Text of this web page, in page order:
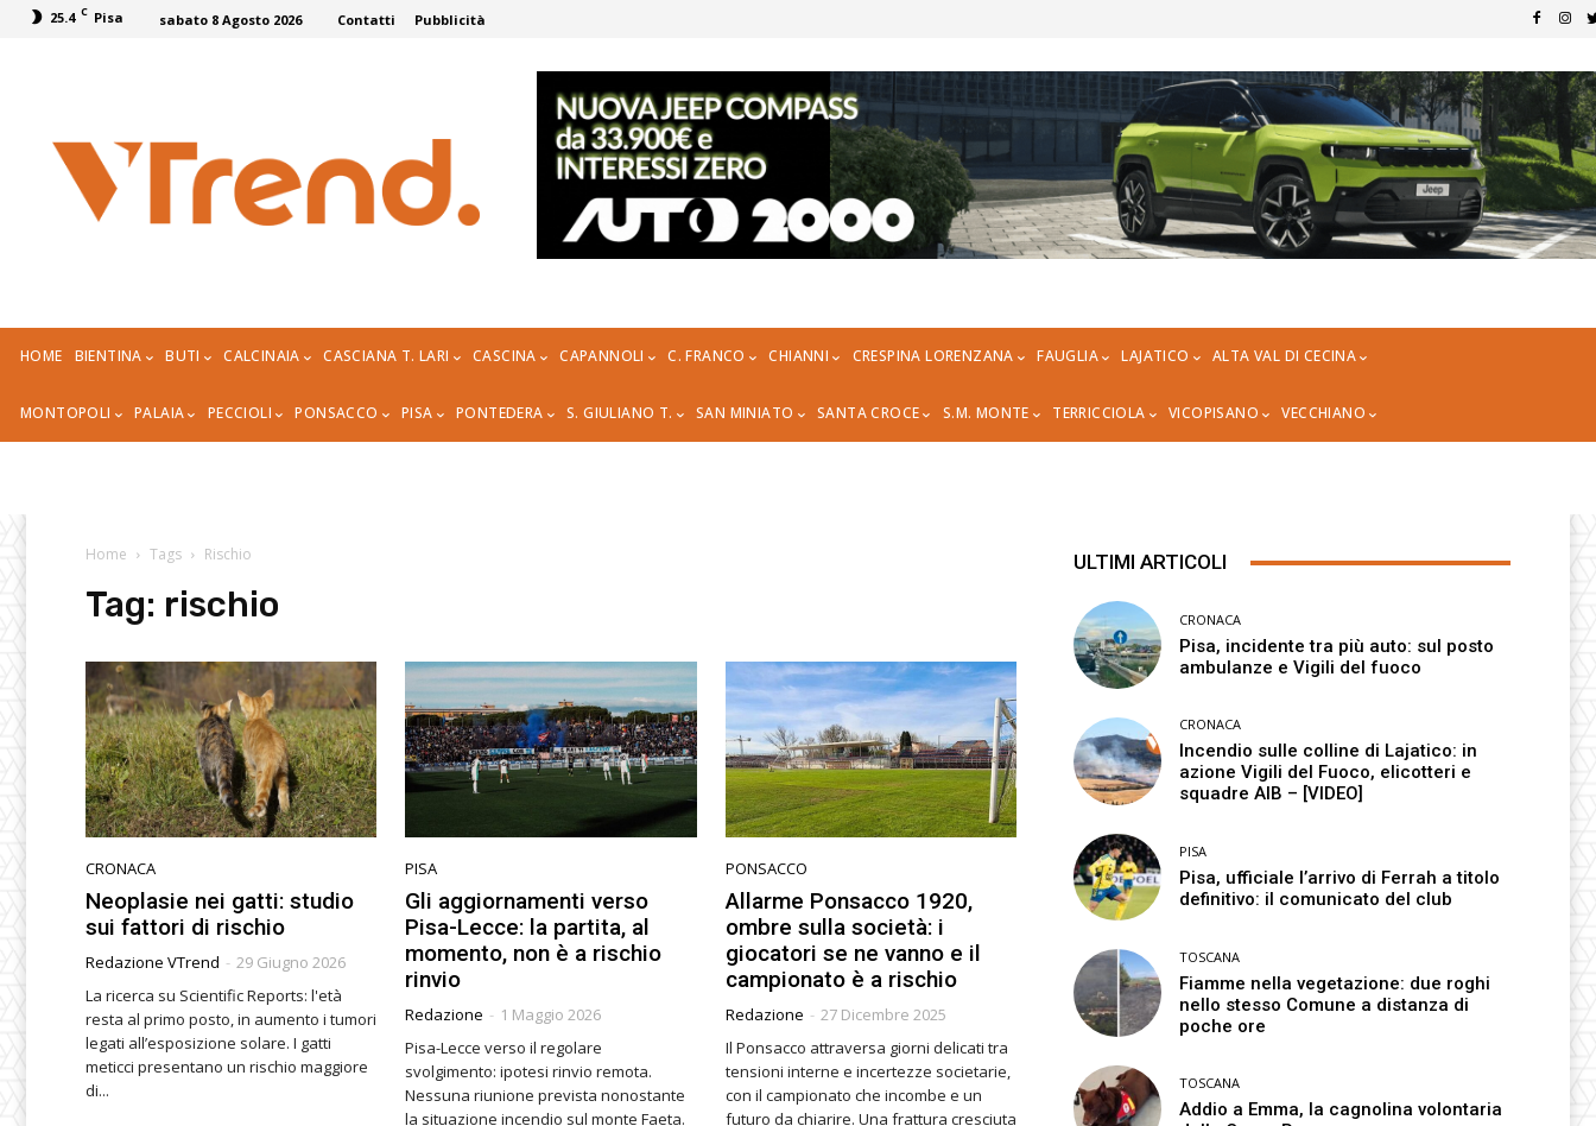
25.4 C Pisa sabato 8 Agosto 2026 Contatti Pubblicità
HOME BIENTINA BUTI CALCINAIA CASCIANA T. LARI CASCINA CAPANNOLI C. FRANCO CHIANNI CRESPINA LORENZANA FAUGLIA LAJATICO ALTA VAL DI CECINA
MONTOPOLI PALAIA PECCIOLI PONSACCO PISA PONTEDERA S. GIULIANO T. SAN MINIATO SANTA CROCE S.M. MONTE TERRICCIOLA VICOPISANO VECCHIANO
Home Tags Rischio
Tag: rischio
CRONACA
Neoplasie nei gatti: studio
sui fattori di rischio
Redazione VTrend - 29 Giugno 2026
La ricerca su Scientific Reports: l'età
resta al primo posto, in aumento i tumori
legati all’esposizione solare. I gatti
meticci presentano un rischio maggiore
di...
PISA
Gli aggiornamenti verso
Pisa-Lecce: la partita, al
momento, non è a rischio
rinvio
Redazione - 1 Maggio 2026
Pisa-Lecce verso il regolare
svolgimento: ipotesi rinvio remota.
Nessuna riunione prevista nonostante
la situazione incendio sul monte Faeta.
PONSACCO
Allarme Ponsacco 1920,
ombre sulla società: i
giocatori se ne vanno e il
campionato è a rischio
Redazione - 27 Dicembre 2025
Il Ponsacco attraversa giorni delicati tra
tensioni interne e incertezze societarie,
con il campionato che incombe e un
futuro da chiarire. Una frattura cresciuta
ULTIMI ARTICOLI
CRONACA
Pisa, incidente tra più auto: sul posto
ambulanze e Vigili del fuoco
CRONACA
Incendio sulle colline di Lajatico: in
azione Vigili del Fuoco, elicotteri e
squadre AIB – [VIDEO]
PISA
Pisa, ufficiale l’arrivo di Ferrah a titolo
definitivo: il comunicato del club
TOSCANA
Fiamme nella vegetazione: due roghi
nello stesso Comune a distanza di
poche ore
TOSCANA
Addio a Emma, la cagnolina volontaria